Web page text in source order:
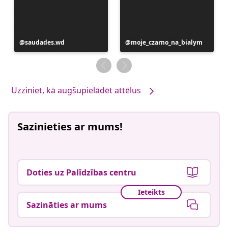
Ierakstu
publicējis
saudades.wd
Ierakstu
publicējis
moje_czarno_na_bialym
Uzziniet, kā augšupielādēt attēlus
Sazinieties ar mums!
Doties uz Palīdzības centru
Ieteikts
Sazināties ar mums